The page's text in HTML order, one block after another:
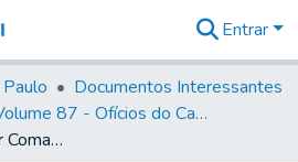
&
Coleções
Tudo na
Biblioteca
Entrar
Documentos Interessantes
Volume 87 - Ofícios do Capitão General Antonio Manoel de Melo Castro e Mendonça (1797- 1801)
Para o Sargento Mór Comandante de Santos- Do Secretário